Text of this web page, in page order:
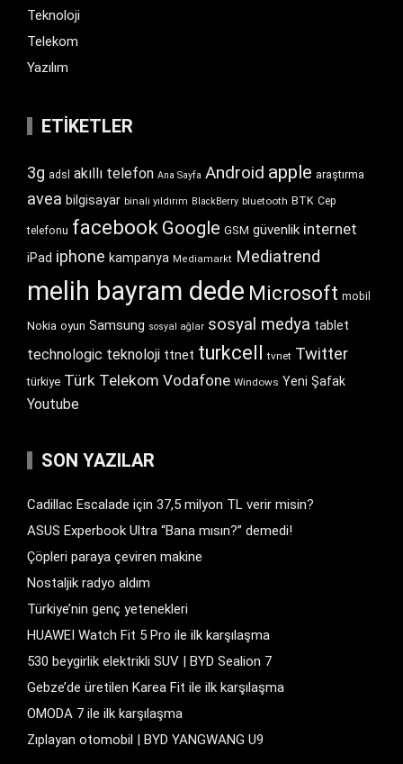
Teknoloji
Telekom
Yazılım
ETIKETLER
3g adsl akıllı telefon Ana Sayfa Android apple araştırma
avea bilgisayar binali yıldırım BlackBerry bluetooth BTK Cep
telefonu facebook Google GSM güvenlik internet
iPad iphone kampanya Mediamarkt Mediatrend
melih bayram dede Microsoft mobil
Nokia oyun Samsung sosyal ağlar sosyal medya tablet
technologic teknoloji ttnet turkcell tvnet Twitter
türkiye Türk Telekom Vodafone Windows Yeni Şafak
Youtube
SON YAZILAR
Cadillac Escalade için 37,5 milyon TL verir misin?
ASUS Experbook Ultra “Bana mısın?” demedi!
Çöpleri paraya çeviren makine
Nostaljik radyo aldım
Türkiye’nin genç yetenekleri
HUAWEI Watch Fit 5 Pro ile ilk karşılaşma
530 beygirlik elektrikli SUV | BYD Sealion 7
Gebze’de üretilen Karea Fit ile ilk karşılaşma
OMODA 7 ile ilk karşılaşma
Zıplayan otomobil | BYD YANGWANG U9